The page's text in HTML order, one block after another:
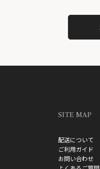
SITE MAP
配送について
ご利用ガイド
お問い合わせ